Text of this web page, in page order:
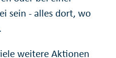
sein - alles dort, wo
weitere Aktionen